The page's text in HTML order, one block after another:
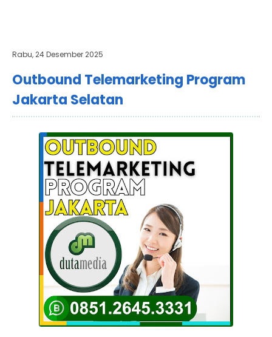
Rabu, 24 Desember 2025
Outbound Telemarketing Program
Jakarta Selatan